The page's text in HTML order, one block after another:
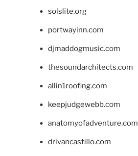
solslite.org
portwayinn.com
djmaddogmusic.com
thesoundarchitects.com
allin1roofing.com
keepjudgewebb.com
anatomyofadventure.com
drivancastillo.com